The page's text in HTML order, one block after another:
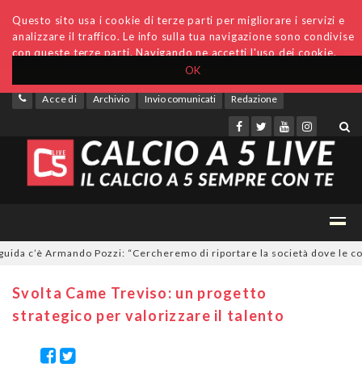
OK
Questo sito usa i cookie di terze parti per migliorare i servizi e
analizzare il traffico. Le info sulla tua navigazione sono condivise
con queste terze parti. Navigando ne accetti l'uso dei cookie.
Accedi Archivio Invio comunicati Redazione
Armando Pozzi: “Cercheremo di riportare la società dove le
Svolta Came Treviso: un progetto
strategico per valorizzare il talento